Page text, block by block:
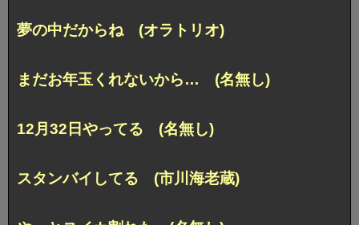
夢の中だからね (オラトリオ)
まだお年玉くれないから… (名無し)
12月32日やってる (名無し)
スタンバイしてる (市川海老蔵)